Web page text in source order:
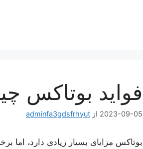
فواید بوتاکس
2023-09-05 از adminfa3gdsfrhyut
بوتاکس مزایای بسیار زیادی دارد، اما